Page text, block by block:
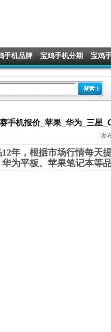
手机品牌 宝鸡手机分期 宝鸡
手机报价_苹果_华为_三星
发
年，根据市场行情每天
为平板、苹果笔记本等